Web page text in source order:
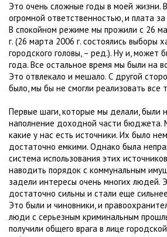
Это очень сложные годы в моей жизни.
огромной ответственностью, и плата
В спокойном режиме мы прожили с 26
г. (26 марта 2006 г. состоялись выборы
городского головы, – ред.). Ну и, может
года. Все остальное время мы были на
Это отвлекало и мешало. С другой
было, мы бы не смогли реализовать все
Первые шаги, которые мы делали, были
наполнение доходной части бюджета.
какие у нас есть источники. Их было
достаточно емкими. Однако была
система использования этих
наводить порядок с коммунальным
задели интересы очень многих людей.
достаточно сильны и стали еще
Это были и чиновники, и
люди с серьезным криминальным
получили общего врага в лице